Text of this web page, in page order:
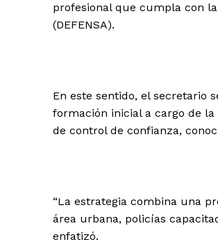
profesional que cumpla con
(DEFENSA).
En este sentido, el secretario
formación inicial a cargo de
de control de confianza,
“La estrategia combina una
área urbana, policías
enfatizó.